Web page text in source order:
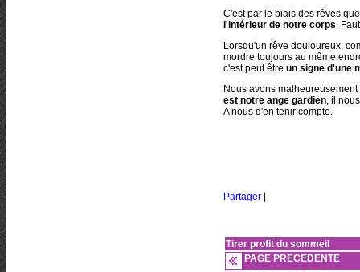
C'est par le biais des rêves que
l'intérieur de notre corps.
Lorsqu'un rêve douloureux,
mordre toujours au même
c'est peut être un signe d'une
Nous avons
est notre ange gardien, il
A nous d'en tenir compte.
Partager
Tirer profit du sommeil
PAGE PRECEDENTE